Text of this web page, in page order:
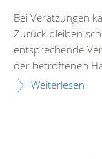
Bei Verätzungen
Zurück bleiben
entsprechende
der betroffenen
Weiterlesen